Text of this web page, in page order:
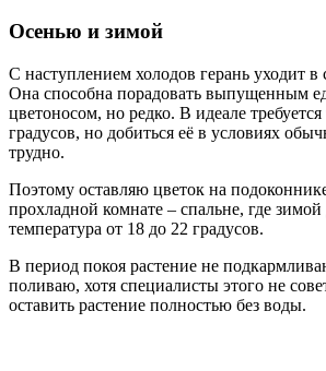
Осенью и зимой
С наступлением холодов герань уходит в
Она способна порадовать выпущенным
цветоносом, но редко. В идеале
градусов, но добиться её в условиях
трудно.
Поэтому оставляю цветок на
прохладной комнате – спальне, где
температура от 18 до 22 градусов.
В период покоя растение не
поливаю, хотя специалисты этого не
оставить растение полностью без воды.